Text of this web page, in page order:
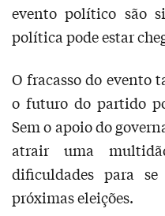
evento político são
política pode estar
O fracasso do evento
o futuro do partido
Sem o apoio do
atrair uma
dificuldades para
próximas eleições.